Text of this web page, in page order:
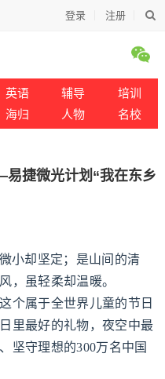
登录 注册
英语 辅导
培训
海归 人物 名校
捷微光计划“我在东乡
小却坚定；是山间的清
，虽轻柔却温暖。
个属于全世界儿童的节日
里最好的礼物，夜空中最
坚守理想的300万名中国